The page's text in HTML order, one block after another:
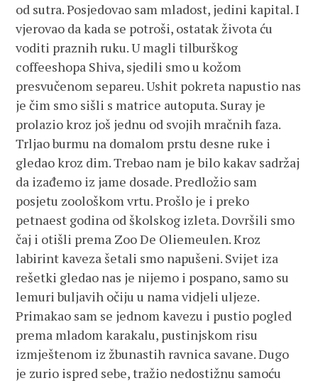
od sutra. Posjedovao sam mladost, jedini kapital. I
vjerovao da kada se potroši, ostatak života ću
voditi praznih ruku. U magli tilburškog
coffeeshopa Shiva, sjedili smo u kožom
presvučenom separeu. Ushit pokreta napustio nas
je čim smo sišli s matrice autoputa. Suray je
prolazio kroz još jednu od svojih mračnih faza.
Trljao burmu na domalom prstu desne ruke i
gledao kroz dim. Trebao nam je bilo kakav sadržaj
da izađemo iz jame dosade. Predložio sam
posjetu zoološkom vrtu. Prošlo je i preko
petnaest godina od školskog izleta. Dovršili smo
čaj i otišli prema Zoo De Oliemeulen. Kroz
labirint kaveza šetali smo napušeni. Svijet iza
rešetki gledao nas je nijemo i pospano, samo su
lemuri buljavih očiju u nama vidjeli uljeze.
Primakao sam se jednom kavezu i pustio pogled
prema mladom karakalu, pustinjskom risu
izmještenom iz žbunastih ravnica savane. Dugo
je zurio ispred sebe, tražio nedostižnu samoću